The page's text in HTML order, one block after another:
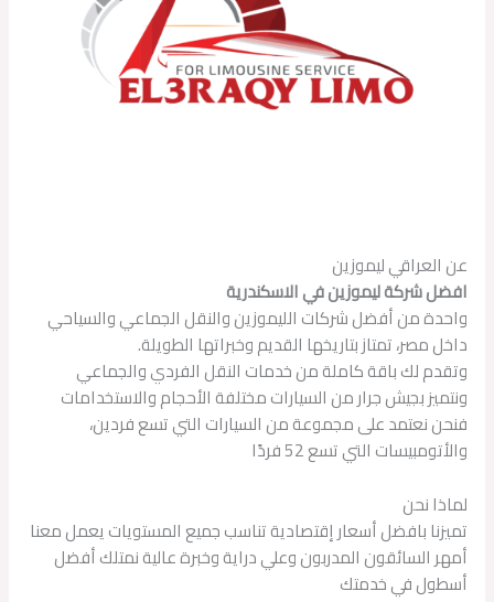
عن العراقي ليموزين
افضل شركة ليموزين في الاسكندرية
واحدة من أفضل شركات الليموزين والنقل الجماعي والسياحي
داخل مصر، تمتاز بتاريخها القديم وخبراتها الطويلة.
وتقدم لك باقة كاملة من خدمات النقل الفردي والجماعي
ونتميز بجيش جرار من السيارات مختلفة الأحجام والاستخدامات
فنحن نعتمد على مجموعة من السيارات التي تسع فردين،
والأتومبيسات التي تسع 52 فردًا
لماذا نحن
تميزنا بافضل أسعار إقتصادية تناسب جميع المستويات يعمل معنا
أمهر السائقون المدربون وعلي دراية وخبرة عالية نمتلك أفضل
أسطول في خدمتك